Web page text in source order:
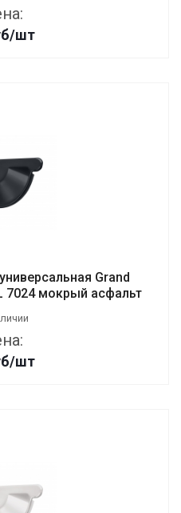
/шт
Grand
7024 мокрый асфальт
/шт